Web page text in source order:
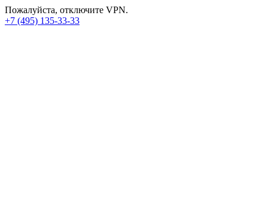
Пожалуйста, отключите VPN.
+7 (495) 135-33-33